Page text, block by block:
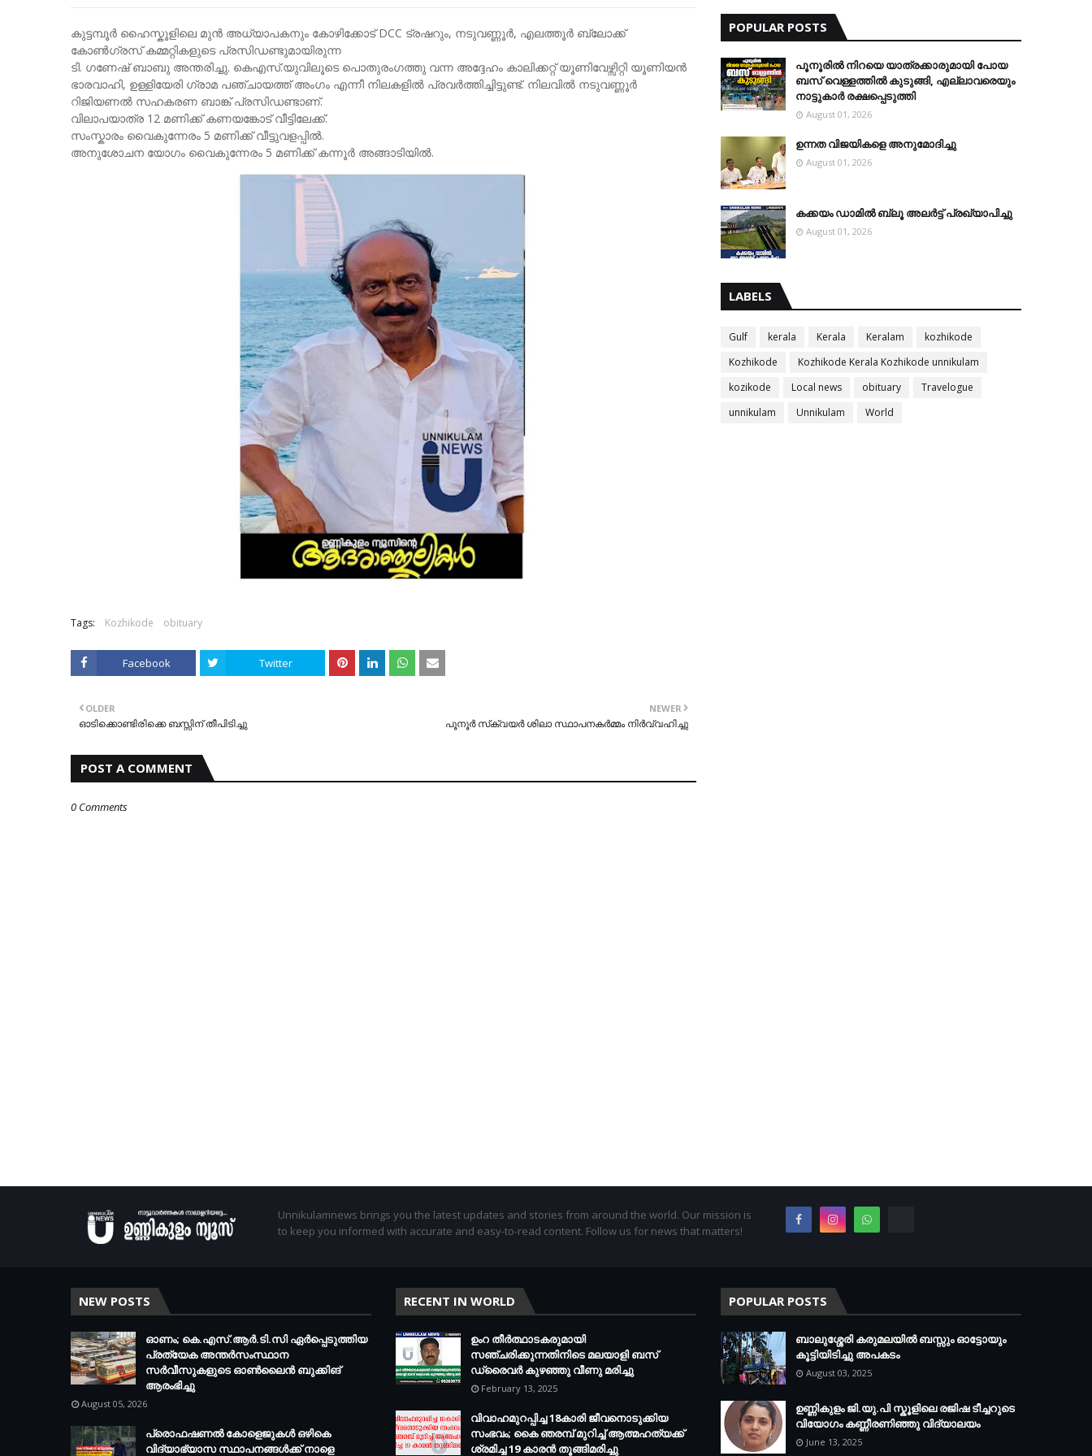
കുട്ടമ്പൂർ ഹൈസ്കൂളിലെ മുൻ അധ്യാപകനും കോഴിക്കോട് DCC ട്രഷറും, നടുവണ്ണൂർ, എലത്തൂർ ബ്ലോക്ക്
കോൺഗ്രസ് കമ്മറ്റികളുടെ പ്രസിഡണ്ടുമായിരുന്ന
ടി. ഗണേഷ് ബാബു അന്തരിച്ചു. കെഎസ്.യുവിലൂടെ പൊതുരംഗത്തു വന്ന അദ്ദേഹം കാലിക്കറ്റ് യൂണിവേഴ്സിറ്റി യൂണിയൻ
ഭാരവാഹി, ഉള്ളിയേരി ഗ്രാമ പഞ്ചായത്ത് അംഗം എന്നീ നിലകളിൽ പ്രവർത്തിച്ചിട്ടുണ്ട്. നിലവിൽ നടുവണ്ണൂർ
റിജിയണൽ സഹകരണ ബാങ്ക് പ്രസിഡണ്ടാണ്.
വിലാപയാത്ര 12 മണിക്ക് കണയങ്കോട് വീട്ടിലേക്ക്.
സംസ്കാരം വൈകുന്നേരം 5 മണിക്ക് വീട്ടുവളപ്പിൽ.
അനുശോചന യോഗം വൈകുന്നേരം 5 മണിക്ക് കന്നൂർ അങ്ങാടിയിൽ.
Tags: Kozhikode obituary
Facebook Twitter
NEWER
പൂനൂർ സ്‌ക്വയർ ശിലാ സ്ഥാപനകർമ്മം നിർവ്വഹിച്ചു
OLDER
ഓടിക്കൊണ്ടിരിക്കെ ബസ്സിന് തീപിടിച്ചു
POST A COMMENT
0 Comments
POPULAR POSTS
പൂനൂരിൽ നിറയെ യാത്രക്കാരുമായി പോയ
ബസ് വെള്ളത്തിൽ കുടുങ്ങി, എല്ലാവരെയും
നാട്ടുകാർ രക്ഷപ്പെടുത്തി
August 01, 2026
ഉന്നത വിജയികളെ അനുമോദിച്ചു
August 01, 2026
കക്കയം ഡാമിൽ ബ്ലൂ അലർട്ട് പ്രഖ്യാപിച്ചു
August 01, 2026
LABELS
Gulf kerala Kerala Keralam
kozhikode
Kozhikode
Kozhikode Kerala Kozhikode unnikulam
kozikode
Local news obituary
Travelogue
unnikulam
Unnikulam World
Unnikulamnews brings you the latest updates and stories from around the world. Our mission is
to keep you informed with accurate and easy-to-read content. Follow us for news that matters!
NEW POSTS
ഓണം; കെ.എസ്.ആർ.ടി.സി ഏർപ്പെടുത്തിയ
പ്രത്യേക അന്തർസംസ്ഥാന
സർവീസുകളുടെ ഓൺലൈൻ ബുക്കിങ്
ആരംഭിച്ചു
August 05, 2026
പ്രൊഫഷണൽ കോളെജുകൾ ഒഴികെ
വിദ്യാഭ്യാസ സ്ഥാപനങ്ങൾക്ക് നാളെ
RECENT IN WORLD
ഉംറ തീർത്ഥാടകരുമായി
സഞ്ചരിക്കുന്നതിനിടെ മലയാളി ബസ്
ഡ്രൈവർ കുഴഞ്ഞു വീണു മരിച്ചു
February 13, 2025
വിവാഹമുറപ്പിച്ച 18കാരി ജീവനൊടുക്കിയ
സംഭവം; കൈ ഞരമ്പ് മുറിച്ച് ആത്മഹത്യക്ക്
ശ്രമിച്ച 19 കാരൻ തൂങ്ങിമരിച്ചു
POPULAR POSTS
ബാലുശ്ശേരി കരുമലയില്‍ ബസ്സും ഓട്ടോയും
കൂട്ടിയിടിച്ചു അപകടം
August 03, 2025
ഉണ്ണികുളം ജി.യു.പി സ്കൂളിലെ രജിഷ ടീച്ചറുടെ
വിയോഗം കണ്ണീരണിഞ്ഞു വിദ്യാലയം
June 13, 2025